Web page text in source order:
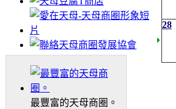
最豐富的天母商圈。
28